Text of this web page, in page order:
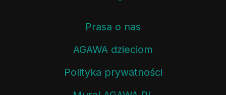
Prasa o nas
AGAWA dzieciom
Polityka prywatności